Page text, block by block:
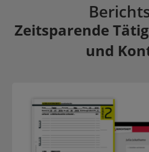
Zeitsparende
und